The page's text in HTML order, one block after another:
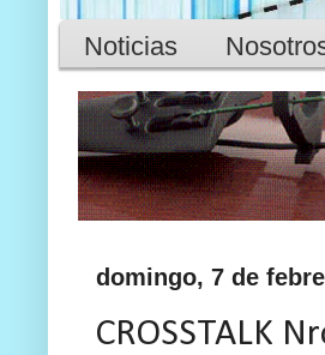
Noticias
domingo, 7 de
CROSSTALK